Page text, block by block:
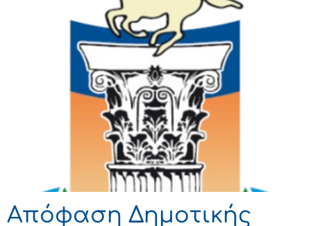
Απόφαση Δημοτικής